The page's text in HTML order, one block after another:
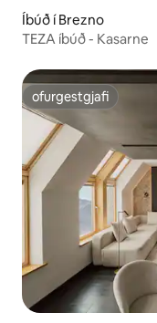
Íbúð í Brezno
TEZA íbúð - Kasarne
ofurgestgjafi
ofurgestgjafi